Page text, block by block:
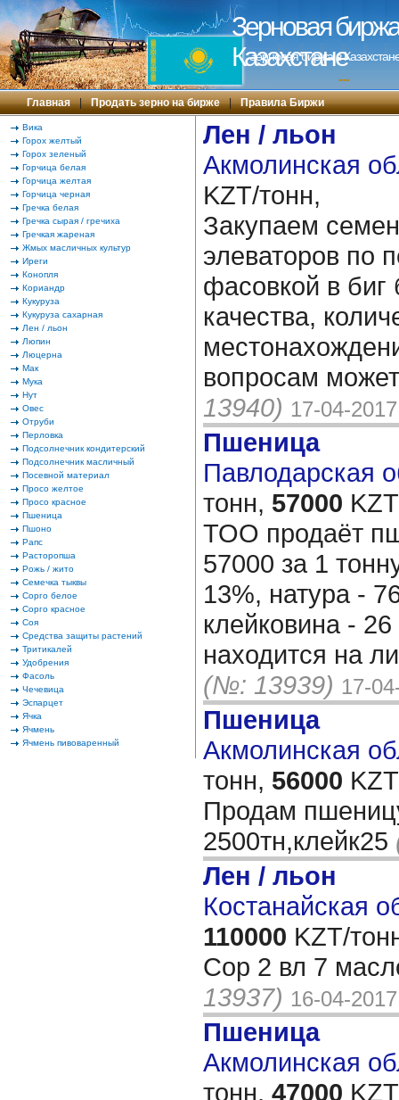
Зерновая
Казахстане
Зерновая биржа в
---
Главная | Продать зерно на бирже | Правила Биржи
Вика
Горох желтый
Горох зеленый
Горчица белая
Горчица желтая
Горчица черная
Гречка белая
Гречка сырая / гречиха
Гречкая жареная
Жмых масличных культур
Иреги
Конопля
Кориандр
Кукуруза
Кукуруза сахарная
Лен / льон
Люпин
Люцерна
Мак
Мука
Нут
Овес
Отруби
Перловка
Подсолнечник кондитерский
Подсолнечник масличный
Посевной материал
Просо желтое
Просо красное
Пшеница
Пшоно
Рапс
Расторопша
Рожь / жито
Семечка тыквы
Сорго белое
Сорго красное
Соя
Средства защиты растений
Тритикалей
Удобрения
Фасоль
Чечевица
Эспарцет
Ячка
Ячмень
Ячмень пивоваренный
Лен / льон
Акмолинская
KZT/тонн,
Закупаем
элеваторов по
фасовкой в биг
качества,
вопросам
13940) 17-04-2017
Пшеница
Павлодарская
тонн, 57000
ТОО продаёт
57000 за 1
13%, натура -
клейковина -
находится на
(№: 13939) 17-
Пшеница
Акмолинская
тонн, 56000
Продам
2500тн,клейк25
Лен / льон
Костанайская
110000 KZT/
Сор 2 вл 7
13937) 16-04-2017
Пшеница
Акмолинская
тонн, 47000